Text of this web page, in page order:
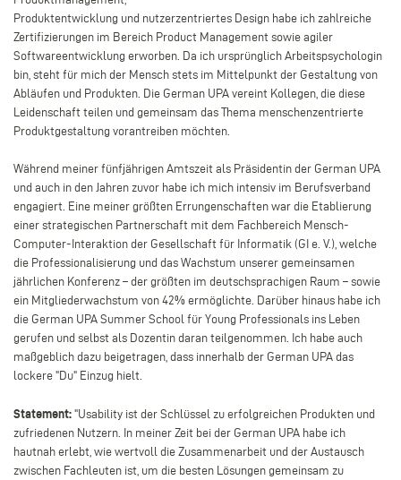
Produktentwicklung und nutzerzentriertes Design habe ich zahlreiche
Zertifizierungen im Bereich Product Management sowie agiler
Softwareentwicklung erworben. Da ich ursprünglich Arbeitspsychologin
bin, steht für mich der Mensch stets im Mittelpunkt der Gestaltung von
Abläufen und Produkten. Die German UPA vereint Kollegen, die diese
Leidenschaft teilen und gemeinsam das Thema menschenzentrierte
Produktgestaltung vorantreiben möchten.
Während meiner fünfjährigen Amtszeit als Präsidentin der German UPA
und auch in den Jahren zuvor habe ich mich intensiv im Berufsverband
engagiert. Eine meiner größten Errungenschaften war die Etablierung
einer strategischen Partnerschaft mit dem Fachbereich Mensch-
Computer-Interaktion der Gesellschaft für Informatik (GI e. V.), welche
die Professionalisierung und das Wachstum unserer gemeinsamen
jährlichen Konferenz – der größten im deutschsprachigen Raum – sowie
ein Mitgliederwachstum von 42% ermöglichte. Darüber hinaus habe ich
die German UPA Summer School für Young Professionals ins Leben
gerufen und selbst als Dozentin daran teilgenommen. Ich habe auch
maßgeblich dazu beigetragen, dass innerhalb der German UPA das
lockere "Du" Einzug hielt.
Statement:"Usability ist der Schlüssel zu erfolgreichen Produkten und
zufriedenen Nutzern. In meiner Zeit bei der German UPA habe ich
hautnah erlebt, wie wertvoll die Zusammenarbeit und der Austausch
zwischen Fachleuten ist, um die besten Lösungen gemeinsam zu